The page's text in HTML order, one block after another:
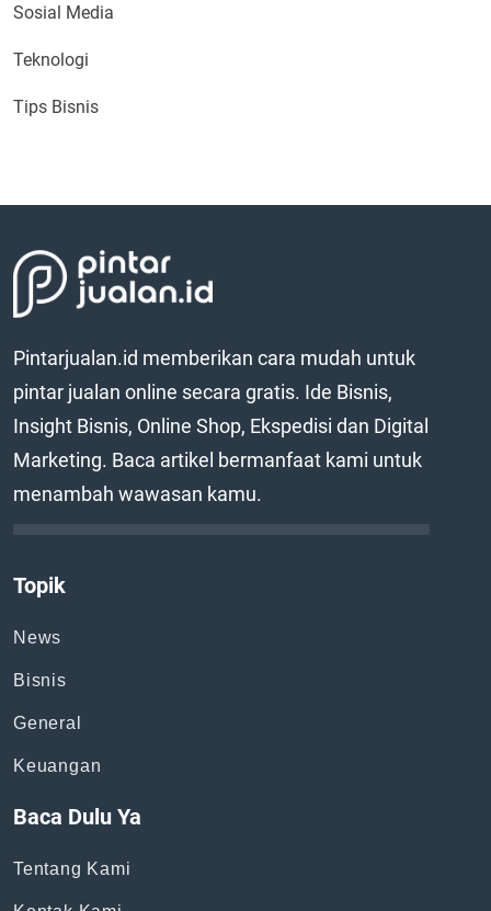
Sosial Media
Teknologi
Tips Bisnis
Pintarjualan.id memberikan cara mudah untuk
pintar jualan online secara gratis. Ide Bisnis,
Insight Bisnis, Online Shop, Ekspedisi dan Digital
Marketing. Baca artikel bermanfaat kami untuk
menambah wawasan kamu.
Topik
News
Bisnis
General
Keuangan
Baca Dulu Ya
Tentang Kami